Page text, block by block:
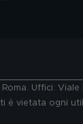
Uffici:
vietata ogni